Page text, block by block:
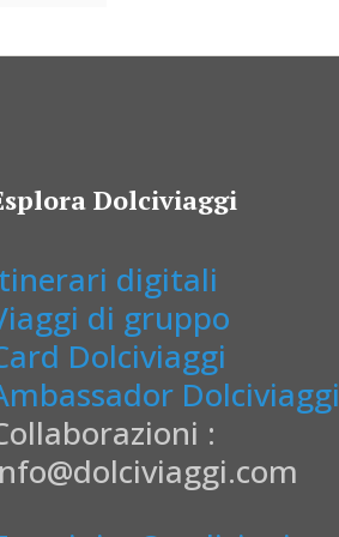
Dolciviaggi
digitali
di gruppo
Dolciviaggi
Dolciviaggi
: